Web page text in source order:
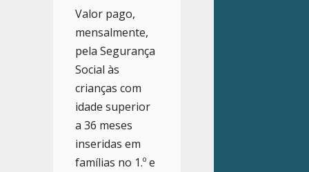
Valor pago,
mensalmente,
pela Segurança
Social às
crianças com
idade superior
a 36 meses
inseridas em
famílias no 1.º e